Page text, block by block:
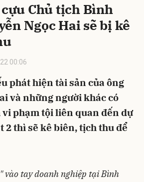
Chủ tịch Bình
Ngọc Hai sẽ bị kê
00:06
phát hiện tài sản của ông
và những người khác có
vi phạm tội liên quan đến dự
2 thì sẽ kê biên, tịch thu để
vào tay doanh nghiệp tại Bình
Hủy